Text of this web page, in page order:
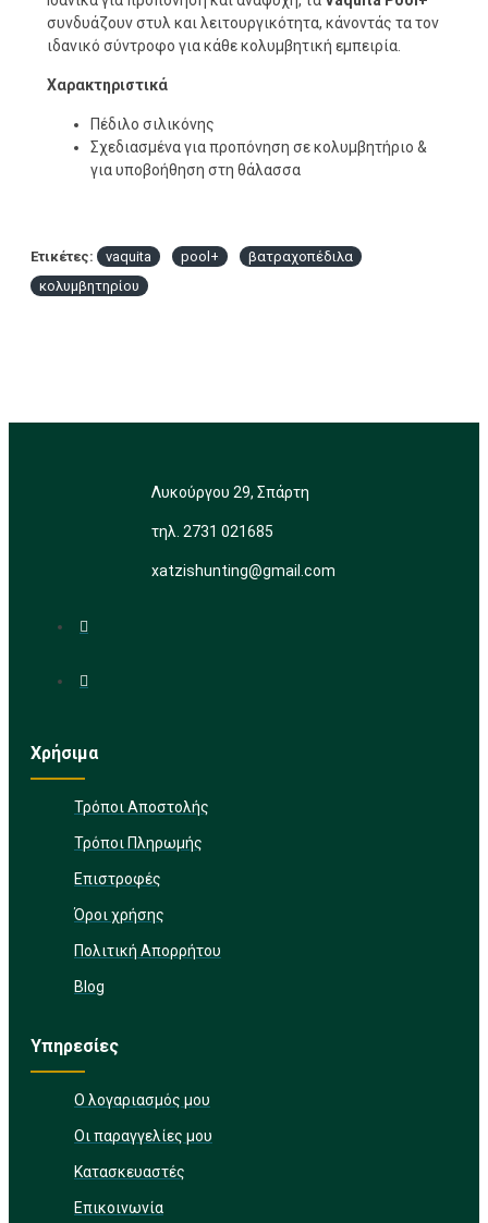
συνδυάζουν στυλ και λειτουργικότητα, κάνοντάς τα τον
ιδανικό σύντροφο για κάθε κολυμβητική εμπειρία.
Χαρακτηριστικά
Πέδιλο σιλικόνης
Σχεδιασμένα για προπόνηση σε κολυμβητήριο &
για υποβοήθηση στη θάλασσα
Ετικέτες: vaquita pool+
βατραχοπέδιλα
κολυμβητηρίου
Λυκούργου 29, Σπάρτη
τηλ. 2731 021685
xatzishunting@gmail.com
Χρήσιμα
Τρόποι Αποστολής
Τρόποι Πληρωμής
Επιστροφές
Όροι χρήσης
Πολιτική Απορρήτου
Blog
Υπηρεσίες
Ο λογαριασμός μου
Οι παραγγελίες μου
Κατασκευαστές
Επικοινωνία